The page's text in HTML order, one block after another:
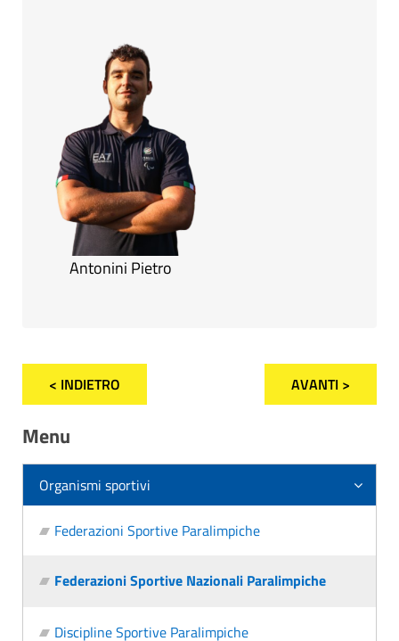
Antonini Pietro
< INDIETRO AVANTI >
Menu
Organismi sportivi
Federazioni Sportive Paralimpiche
Federazioni Sportive Nazionali Paralimpiche
Discipline Sportive Paralimpiche